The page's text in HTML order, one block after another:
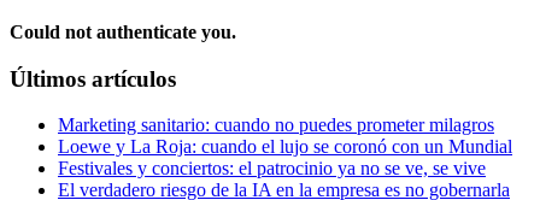
Could not authenticate you.
Últimos artículos
Marketing sanitario: cuando no puedes prometer milagros
Loewe y La Roja: cuando el lujo se coronó con un Mundial
Festivales y conciertos: el patrocinio ya no se ve, se vive
El verdadero riesgo de la IA en la empresa es no gobernarla